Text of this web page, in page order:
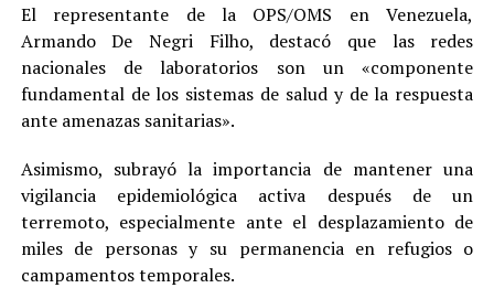
El representante de la OPS/OMS en Venezuela,
Armando De Negri Filho, destacó que las redes
nacionales de laboratorios son un «componente
fundamental de los sistemas de salud y de la respuesta
ante amenazas sanitarias».
Asimismo, subrayó la importancia de mantener una
vigilancia epidemiológica activa después de un
terremoto, especialmente ante el desplazamiento de
miles de personas y su permanencia en refugios o
campamentos temporales.